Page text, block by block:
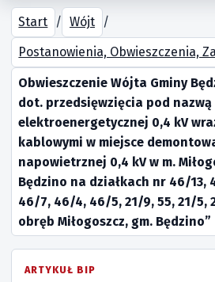
Start / Wójt /
Postanowienia, Obwieszczenia,
Obwieszczenie Wójta Gminy
dot. przedsięwzięcia pod nazwą
elektroenergetycznej 0,4 kV
kablowymi w miejsce
napowietrznej 0,4 kV w m.
Będzino na działkach nr 46/13,
46/7, 46/4, 46/5, 21/9, 55, 21/5,
obręb Miłogoszcz, gm. Będzino”
ARTYKUŁ BIP